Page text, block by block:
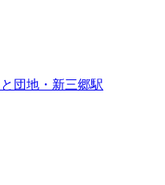
団地・新三郷駅